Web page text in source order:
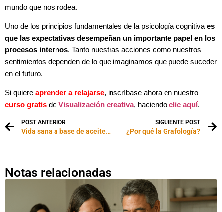
mundo que nos rodea.
Uno de los principios fundamentales de la psicología cognitivaes
que las expectativas desempeñan un importante papel en los
procesos internos. Tanto nuestras acciones como nuestros
sentimientos dependen de lo que imaginamos que puede suceder
en el futuro.
Si quiere aprender a relajarse, inscríbase ahora en nuestro
curso gratis de Visualización creativa, haciendo clic aquí.
POST ANTERIOR
Vida sana a base de aceites esenciales
SIGUIENTE POST
¿Por qué la Grafología?
Notas relacionadas